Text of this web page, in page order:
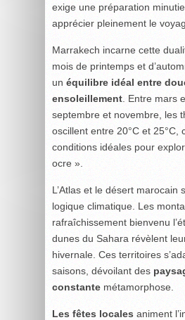
exige une préparation
apprécier pleinement le
Marrakech incarne cette
mois de printemps et
un équilibre idéal entre
ensoleillement . Entre mars
septembre et novembre, les
oscillent entre 20°C et 25°C,
conditions idéales pour
ocre ».
L’Atlas et le désert marocain
logique climatique. Les
rafraîchissement bienvenu
dunes du Sahara révèlent
hivernale. Ces territoires
saisons, dévoilant des
constante métamorphose.
Les fêtes locales animent